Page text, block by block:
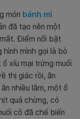
món bánh mì
đã tạo nên một
Điểm nổi bật
hình mình gọi là bò
xíu mại trứng muối
thị giác rồi, ăn
nhiều lắm, một ổ
quá chừng, có
cô đã chế biến